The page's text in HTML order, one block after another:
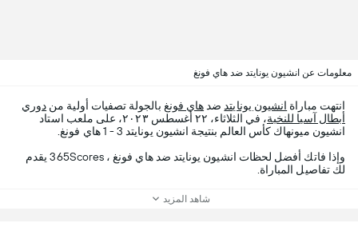
معلومات عن انشيون يونايتد ضد هاي فونغ
انتهت مباراة انشيون يونايتد ضد هاي فونغ بالجولة تصفيات أولية من دوري
أبطال آسيا للنخبة
، في الثلاثاء، ٢٢ أغسطس ٢٠٢٣، على ملعب استاد
انشيون ميونهاك كأس العالم بنتيجة انشيون يونايتد 3 - 1 هاي فونغ.
وإذا فاتك أفضل لحظات انشيون يونايتد ضد هاي فونغ ، 365Scores يقدم
لك تفاصيل المباراة.
شاهد المزيد